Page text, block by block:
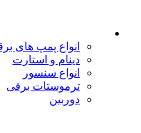
انواع پمپ های
دینام و استارت
انواع سنسور
ترموستات برقی
دوربین